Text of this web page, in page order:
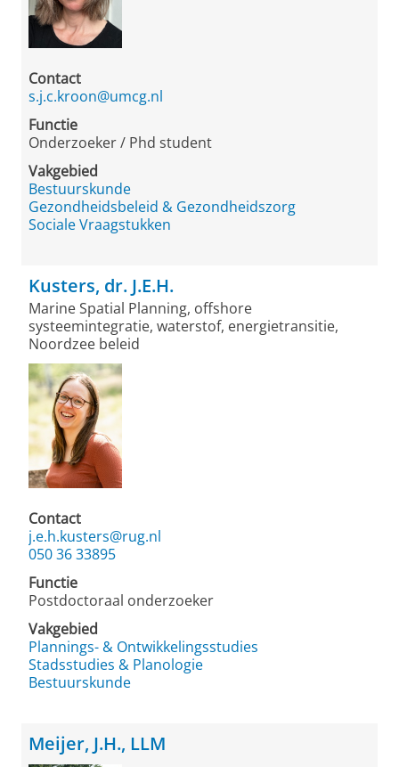
Contact
s.j.c.kroon@umcg.nl
Functie
Onderzoeker / Phd student
Vakgebied
Bestuurskunde
Gezondheidsbeleid & Gezondheidszorg
Sociale Vraagstukken
Kusters, dr. J.E.H.
Marine Spatial Planning, offshore
systeemintegratie, waterstof, energietransitie,
Noordzee beleid
Contact
j.e.h.kusters@rug.nl
050 36 33895
Functie
Postdoctoraal onderzoeker
Vakgebied
Plannings- & Ontwikkelingsstudies
Stadsstudies & Planologie
Bestuurskunde
Meijer, J.H., LLM